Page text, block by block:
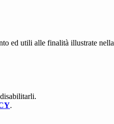
ed utili alle finalità illustrate nella
.